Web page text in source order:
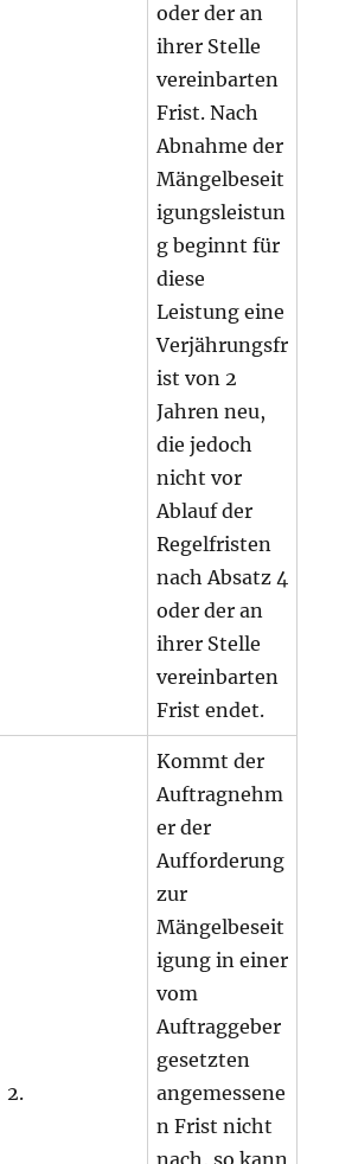
oder der an
ihrer Stelle
vereinbarten
Frist. Nach
Abnahme der
Mängelbeseit
igungsleistun
g beginnt für
diese
Leistung eine
Verjährungsfr
ist von 2
Jahren neu,
die jedoch
nicht vor
Ablauf der
Regelfristen
nach Absatz 4
oder der an
ihrer Stelle
vereinbarten
Frist endet.
2.
Kommt der
Auftragnehm
er der
Aufforderung
zur
Mängelbeseit
igung in einer
vom
Auftraggeber
gesetzten
angemessene
n Frist nicht
nach, so kann